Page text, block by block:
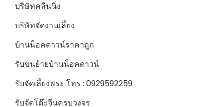
บริษัทคลีนนิ่ง
บริษัทจัดงานเลี้ยง
บ้านน็อคดาวน์ราคาถูก
รับขนย้ายบ้านน็อคดาวน์
รับจัดเลี้ยงพระ โทร : 0929592259
รับจัดโต๊ะจีนครบวงจร